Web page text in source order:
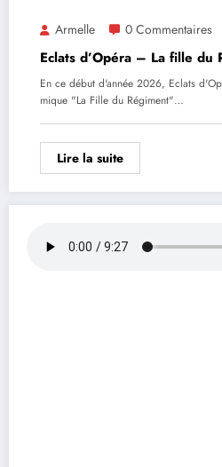
Armelle 0 Commentaires
Eclats d’Opéra – La fille du
En ce début d'année 2026, Eclats
mique "La Fille du Régiment"…
Lire la suite